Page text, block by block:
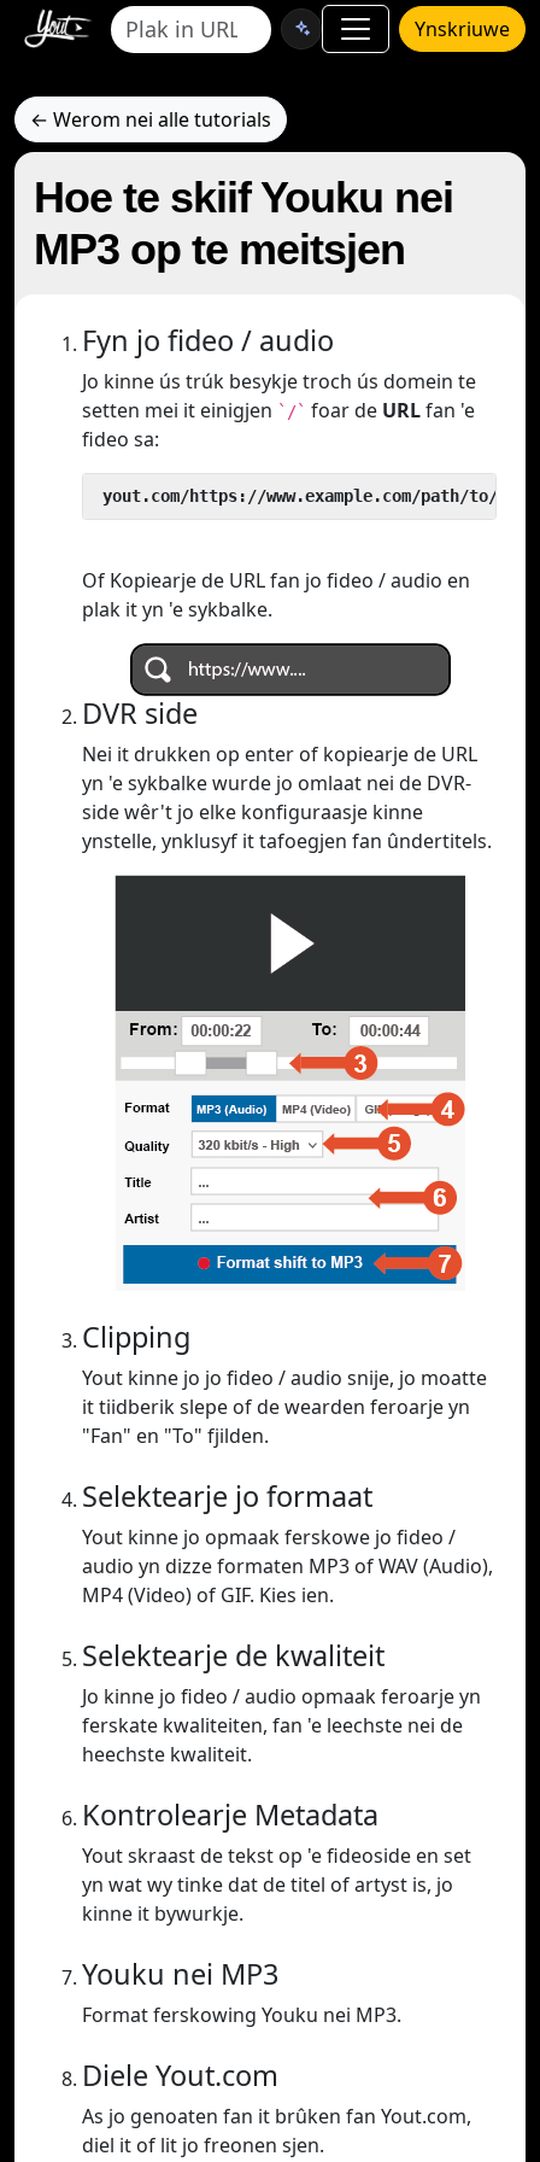
Ynskriuwe
← Werom nei alle tutorials
Hoe te skiif Youku nei
MP3 op te meitsjen
Fyn jo fideo / audio
Jo kinne ús trúk besykje troch ús domein te
setten mei it einigjen `/` foar de URLfan 'e
fideo sa:
yout.com/https://www.example.com/path/to/
Of Kopiearje de URL fan jo fideo / audio en
plak it yn 'e sykbalke.
DVR side
Nei it drukken op enter of kopiearje de URL
yn 'e sykbalke wurde jo omlaat nei de DVR-
side wêr't jo elke konfiguraasje kinne
ynstelle, ynklusyf it tafoegjen fan ûndertitels.
Clipping
Yout kinne jo jo fideo / audio snije, jo moatte
it tiidberik slepe of de wearden feroarje yn
"Fan" en "To" fjilden.
Selektearje jo formaat
Yout kinne jo opmaak ferskowe jo fideo /
audio yn dizze formaten MP3 of WAV (Audio),
MP4 (Video) of GIF. Kies ien.
Selektearje de kwaliteit
Jo kinne jo fideo / audio opmaak feroarje yn
ferskate kwaliteiten, fan 'e leechste nei de
heechste kwaliteit.
Kontrolearje Metadata
Yout skraast de tekst op 'e fideoside en set
yn wat wy tinke dat de titel of artyst is, jo
kinne it bywurkje.
Youku nei MP3
Format ferskowing Youku nei MP3.
Diele Yout.com
As jo genoaten fan it brûken fan Yout.com,
diel it of lit jo freonen sjen.